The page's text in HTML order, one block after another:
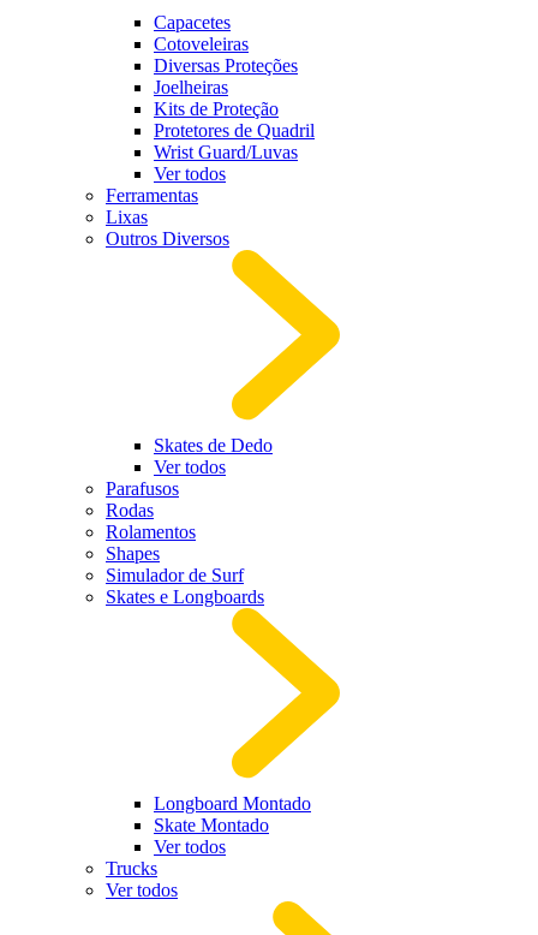
Capacetes
Cotoveleiras
Diversas Proteções
Joelheiras
Kits de Proteção
Protetores de Quadril
Wrist Guard/Luvas
Ver todos
Ferramentas
Lixas
Outros Diversos
Skates de Dedo
Ver todos
Parafusos
Rodas
Rolamentos
Shapes
Simulador de Surf
Skates e Longboards
Longboard Montado
Skate Montado
Ver todos
Trucks
Ver todos